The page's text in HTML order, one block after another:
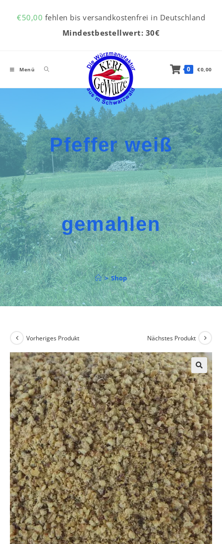
€50,00 fehlen bis versandkostenfrei in Deutschland
Mindestbestellwert: 30€
Menü 0 €0,00
Pfeffer weiß
gemahlen
> Shop
Vorheriges Produkt Nächstes Produkt